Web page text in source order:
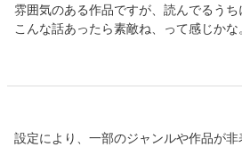
雰囲気のある作品ですが、読んでるうち
こんな話あったら素敵ね、って感じかな
設定により、一部のジャンルや作品が